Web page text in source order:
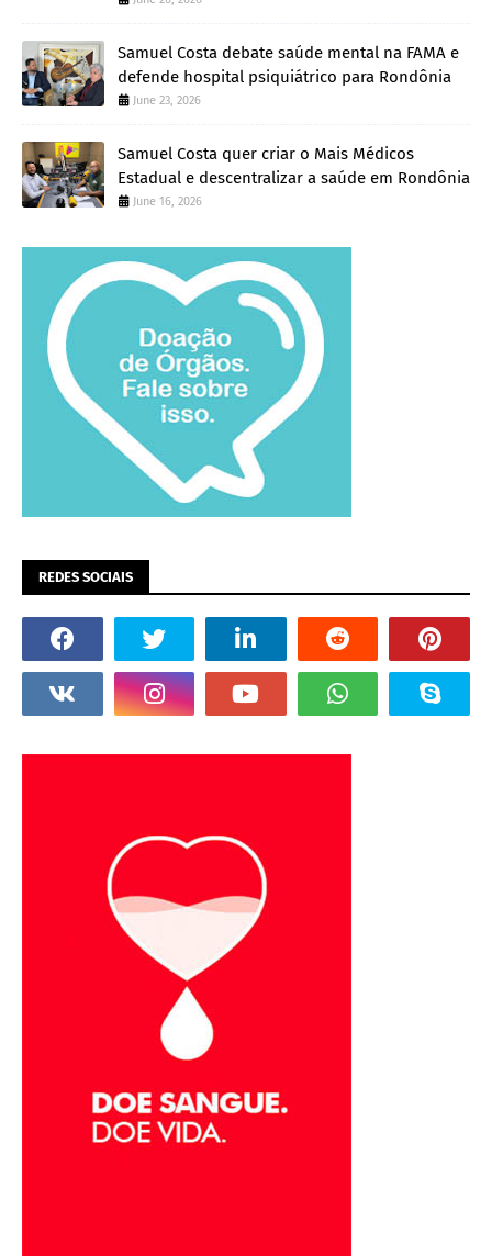
Samuel Costa debate saúde mental na FAMA e
defende hospital psiquiátrico para Rondônia
June 23, 2026
Samuel Costa quer criar o Mais Médicos
Estadual e descentralizar a saúde em Rondônia
June 16, 2026
REDES SOCIAIS